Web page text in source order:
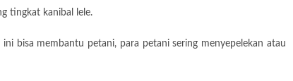
tingkat kanibal lele.
bisa membantu petani, para petani sering menyepelekan atau